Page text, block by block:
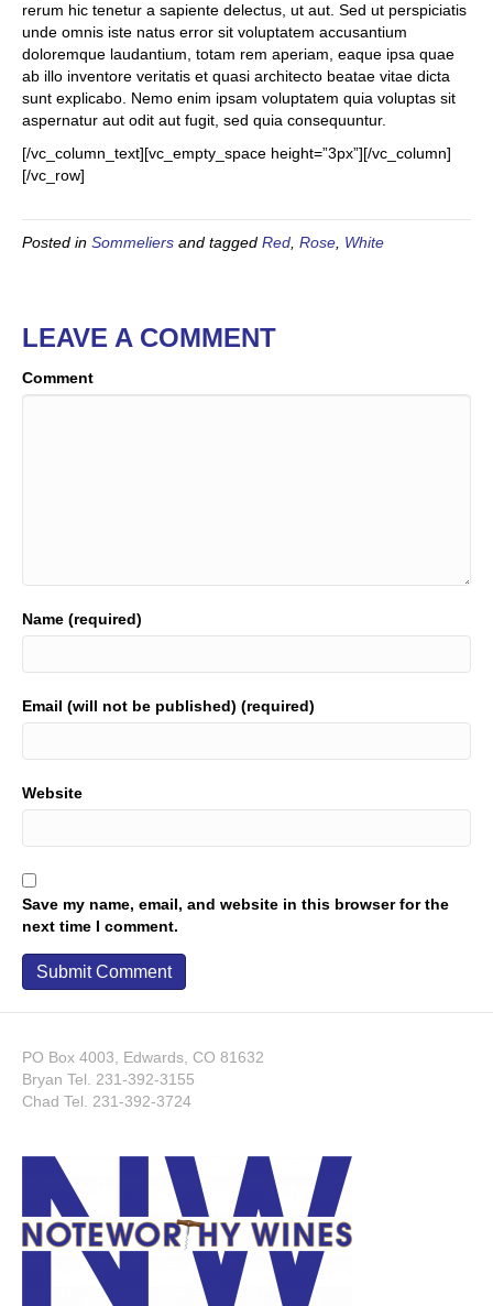
rerum hic tenetur a sapiente delectus, ut aut. Sed ut perspiciatis
unde omnis iste natus error sit voluptatem accusantium
doloremque laudantium, totam rem aperiam, eaque ipsa quae
ab illo inventore veritatis et quasi architecto beatae vitae dicta
sunt explicabo. Nemo enim ipsam voluptatem quia voluptas sit
aspernatur aut odit aut fugit, sed quia consequuntur.
[/vc_column_text][vc_empty_space height=”3px”][/vc_column]
[/vc_row]
Posted in Sommeliers and tagged Red, Rose, White
LEAVE A COMMENT
Comment
Name (required)
Email (will not be published) (required)
Website
Save my name, email, and website in this browser for the
next time I comment.
PO Box 4003, Edwards, CO 81632
Bryan Tel. 231-392-3155
Chad Tel. 231-392-3724